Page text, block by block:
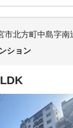
市北方町中島字南
ション